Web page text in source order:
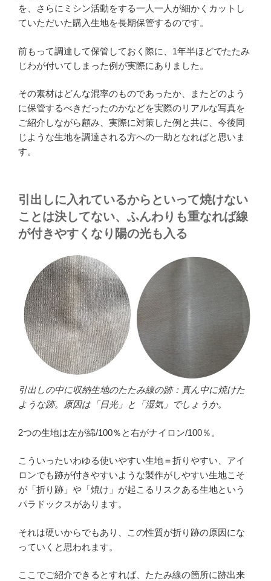
を、さらにミシン活動をする一人一人が細かくカットし
ていただいた購入生地を長期保管するのです。
前もって調達して保管しておく際に、1年半ほどでたたみ
じわが付いてしまった例が実際にありました。
その素材はどんな混率のものであったか、またどのよう
に保管するべきだったのかなどを実際のリアルな写真を
ご紹介しながら顧み、実際に対策した例と共に、今後同
じような生地を調達される方への一助となればと思いま
す。
引出しに入れているからといって焼けない
ことは決してない、ふんわりも重なれば線
が付きやすくなり陽の光も入る
引出しの中に収納生地のたたみ線の跡：真ん中に焼けた
ような跡。原因は「日光」と「湿気」でしょうか。
2つの生地は左が綿/100％と右がナイロン/100％。
こういったいわゆる使いやすい生地＝折りやすい、アイ
ロンでも跡が付きやすいような製作がしやすい生地こそ
が「折り跡」や「焼け」が起こるリスクある生地という
パラドックスがあります。
それは硬いからでもあり、この性質が折り跡の原因にな
っていくと思われます。
ここでご紹介できるとすれば、たたみ線の箇所に跡出来